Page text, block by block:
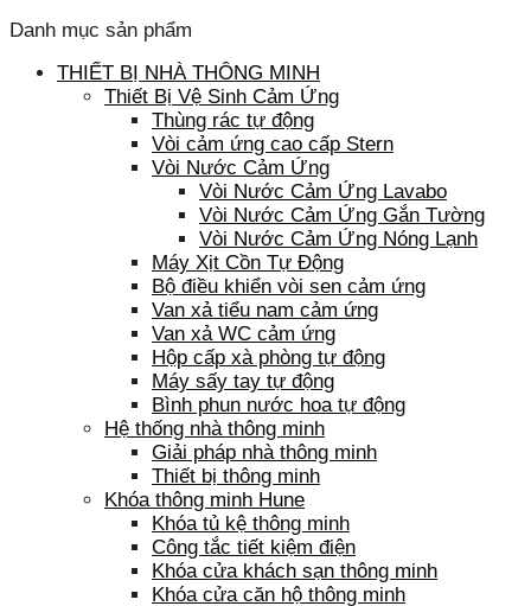
Danh mục sản phẩm
THIẾT BỊ NHÀ THÔNG MINH
Thiết Bị Vệ Sinh Cảm Ứng
Thùng rác tự động
Vòi cảm ứng cao cấp Stern
Vòi Nước Cảm Ứng
Vòi Nước Cảm Ứng Lavabo
Vòi Nước Cảm Ứng Gắn Tường
Vòi Nước Cảm Ứng Nóng Lạnh
Máy Xịt Cồn Tự Động
Bộ điều khiển vòi sen cảm ứng
Van xả tiểu nam cảm ứng
Van xả WC cảm ứng
Hộp cấp xà phòng tự động
Máy sấy tay tự động
Bình phun nước hoa tự động
Hệ thống nhà thông minh
Giải pháp nhà thông minh
Thiết bị thông minh
Khóa thông minh Hune
Khóa tủ kệ thông minh
Công tắc tiết kiệm điện
Khóa cửa khách sạn thông minh
Khóa cửa căn hộ thông minh